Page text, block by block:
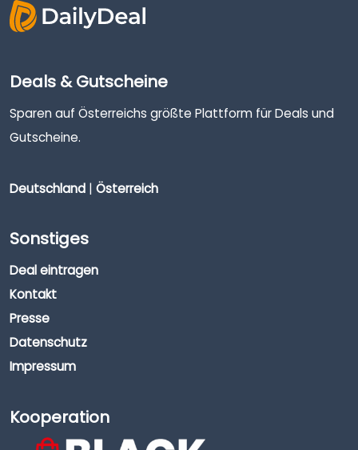
Deals & Gutscheine
Sparen auf Österreichs größte Plattform für Deals und
Gutscheine.
Deutschland | Österreich
Sonstiges
Deal eintragen
Kontakt
Presse
Datenschutz
Impressum
Kooperation